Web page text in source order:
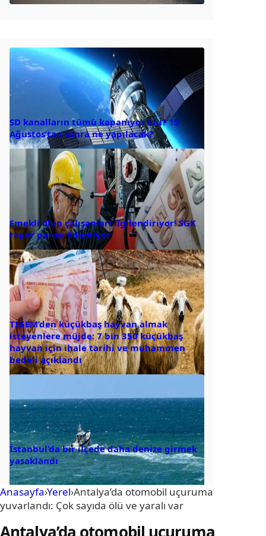
SD kanalların tümü kapanıyor mu? 15
Ağustos’tan sonra ne yapılacak?
Emekli olup çalışanları ilgilendiriyor! SGK
rapor parası ödemiyor
TİGEM’den küçükbaş hayvan almak
isteyenlere müjde: 7 bin 350 küçükbaş
hayvan için ihale tarihi ve muhammen
bedeli açıklandı
İstanbul’da bir ilçede daha denize girmek
yasaklandı
Anasayfa›Yerel›Antalya’da otomobil uçuruma
yuvarlandı: Çok sayıda ölü ve yaralı var